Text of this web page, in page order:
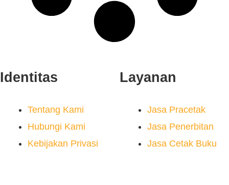
Identitas
Tentang Kami
Hubungi Kami
Kebijakan Privasi
Layanan
Jasa Pracetak
Jasa Penerbitan
Jasa Cetak Buku